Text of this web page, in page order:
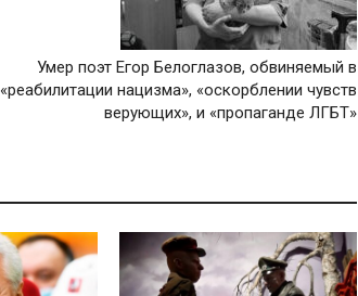
Умер поэт Егор Белоглазов, обвиняемый в
«реабилитации нацизма», «оскорблении чувств
верующих», и «пропаганде ЛГБТ»